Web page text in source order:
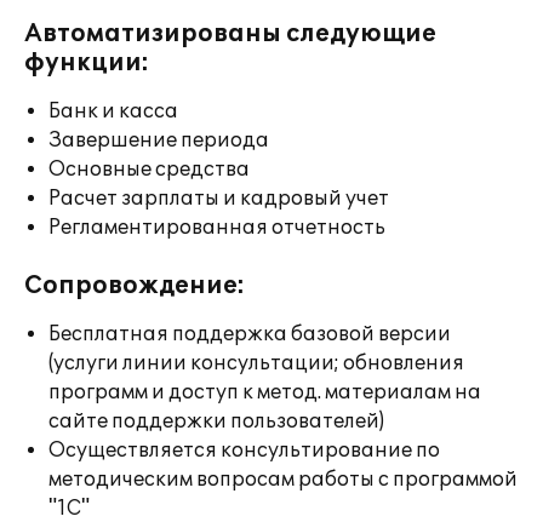
Автоматизированы следующие
функции:
Банк и касса
Завершение периода
Основные средства
Расчет зарплаты и кадровый учет
Регламентированная отчетность
Сопровождение:
Бесплатная поддержка базовой версии
(услуги линии консультации; обновления
программ и доступ к метод. материалам на
сайте поддержки пользователей)
Осуществляется консультирование по
методическим вопросам работы с программой
"1С"